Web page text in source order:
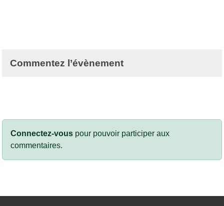
Commentez l’évènement
Connectez-vous pour pouvoir participer aux
commentaires.